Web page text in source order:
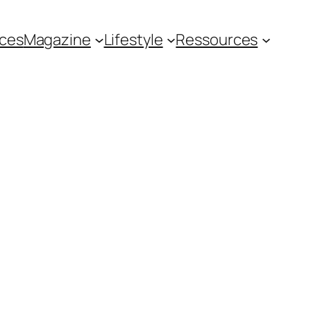
Magazine Lifestyle Ressources